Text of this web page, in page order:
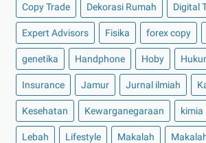
Copy Trade Dekorasi Rumah Digital
Expert Advisors Fisika forex copy
genetika Handphone Hoby
Insurance Jamur Jurnal ilmiah
Kesehatan Kewarganegaraan kimia
Lebah Lifestyle Makalah